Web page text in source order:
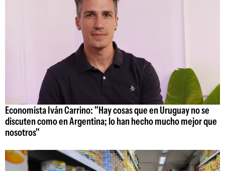
Economista Iván Carrino: "Hay cosas que en Uruguay no se
discuten como en Argentina; lo han hecho mucho mejor que
nosotros"